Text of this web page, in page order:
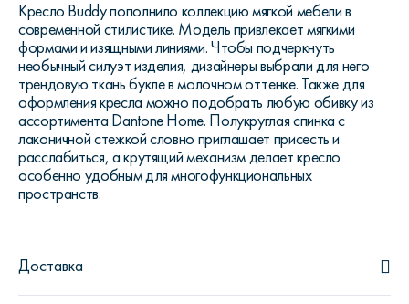
Кресло Buddy пополнило коллекцию мягкой мебели в
современной стилистике. Модель привлекает мягкими
формами и изящными линиями. Чтобы подчеркнуть
необычный силуэт изделия, дизайнеры выбрали для него
трендовую ткань букле в молочном оттенке. Также для
оформления кресла можно подобрать любую обивку из
ассортимента Dantone Home. Полукруглая спинка с
лаконичной стежкой словно приглашает присесть и
расслабиться, а крутящий механизм делает кресло
особенно удобным для многофункциональных
пространств.
Доставка